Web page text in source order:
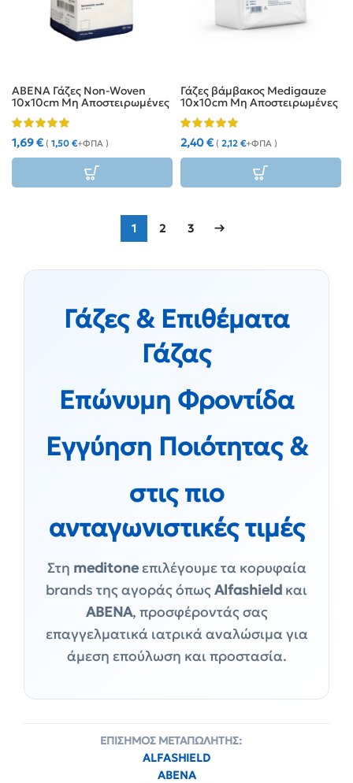
ABENA Γάζες Non-Woven
10x10cm Μη Αποστειρωμένες
4ply (100τμχ)
1,69€ ( 1,50 €+ΦΠΑ )
Γάζες βάμβακος Medigauze
10x10cm Μη Αποστειρωμένες
8ply (100τμχ)
2,40€ ( 2,12 €+ΦΠΑ )
1 2 3 →
Γάζες & Επιθέματα
Γάζας
Επώνυμη Φροντίδα
Εγγύηση Ποιότητας &
στις πιο
ανταγωνιστικές τιμές
Στη meditoneεπιλέγουμε τα κορυφαία
brands της αγοράς όπωςAlfashield και
ABENA, προσφέροντάς σας
επαγγελματικά ιατρικά αναλώσιμα για
άμεση επούλωση και προστασία.
ΕΠΙΣΗΜΟΣ ΜΕΤΑΠΩΛΗΤΗΣ:
ALFASHIELD
ABENA